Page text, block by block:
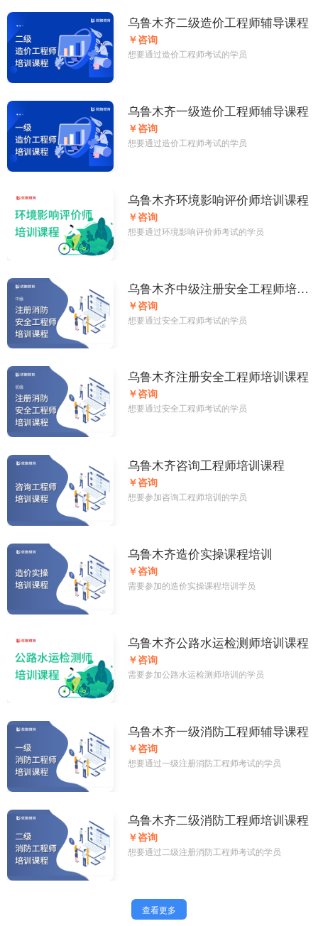
乌鲁木齐二级造价工程师辅导课程
￥咨询
想要通过造价工程师考试的学员
乌鲁木齐一级造价工程师辅导课程
￥咨询
想要通过造价工程师考试的学员
乌鲁木齐环境影响评价师培训课程
￥咨询
想要通过环境影响评价师考试的学员
乌鲁木齐中级注册安全工程师培训
课程
￥咨询
想要通过安全工程师考试的学员
乌鲁木齐注册安全工程师培训课程
￥咨询
想要通过安全工程师考试的学员
乌鲁木齐咨询工程师培训课程
￥咨询
想要参加咨询工程师培训的学员
乌鲁木齐造价实操课程培训
￥咨询
需要参加的造价实操课程培训学员
乌鲁木齐公路水运检测师培训课程
￥咨询
需要参加公路水运检测师培训的学员
乌鲁木齐一级消防工程师辅导课程
￥咨询
想要通过一级注册消防工程师考试的学员
乌鲁木齐二级消防工程师培训课程
￥咨询
想要通过二级注册消防工程师考试的学员
查看更多